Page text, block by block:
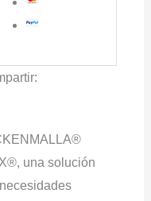
una solución